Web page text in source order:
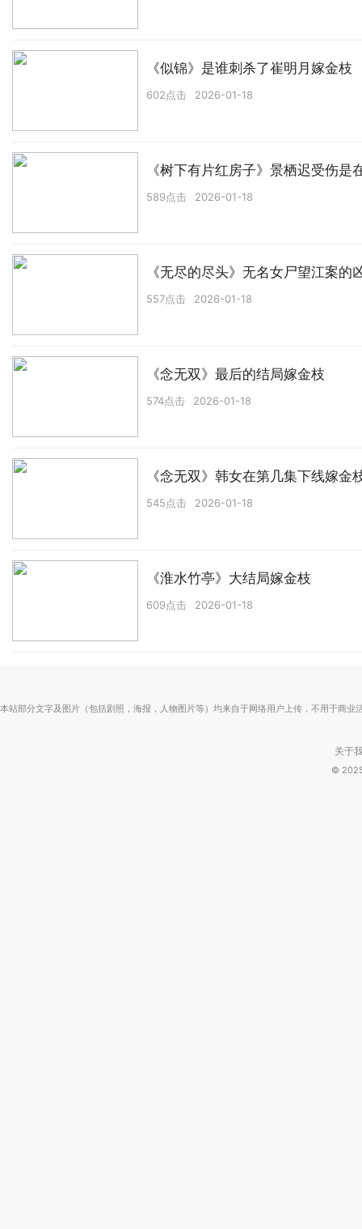
《似锦》是谁刺杀了崔明月嫁金枝
602点击 2026-01-18
《树下有片红房子》景栖迟受伤是
589点击 2026-01-18
《无尽的尽头》无名女尸望江案的
557点击 2026-01-18
《念无双》最后的结局嫁金枝
574点击 2026-01-18
《念无双》韩女在第几集下线嫁金
545点击 2026-01-18
《淮水竹亭》大结局嫁金枝
609点击 2026-01-18
本站部分文字及图片（包括剧照，海报，人物图片等）均来自于网络用户上传，不用于商
关于
©